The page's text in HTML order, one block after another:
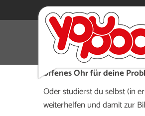
Du weißt noch nicht, ob
leisten könntest? Du
offenes Ohr für deine
Oder studierst du selbst (in
weiterhelfen und damit zur